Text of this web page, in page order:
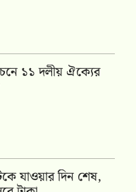
১১ দলীয় ঐক্যের
যাওয়ার দিন শেষ,